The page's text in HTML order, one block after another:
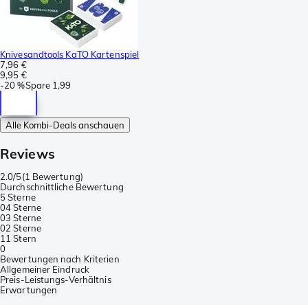
Knivesandtools KaTO Kartenspiel
7,96 €
9,95 €
-20 %Spare 1,99
Alle Kombi-Deals anschauen
Reviews
2.0/5(1 Bewertung)
Durchschnittliche Bewertung
5 Sterne
04 Sterne
03 Sterne
02 Sterne
1 1 Stern
0
Bewertungen nach Kriterien
Allgemeiner Eindruck
Preis-Leistungs-Verhältnis
Erwartungen